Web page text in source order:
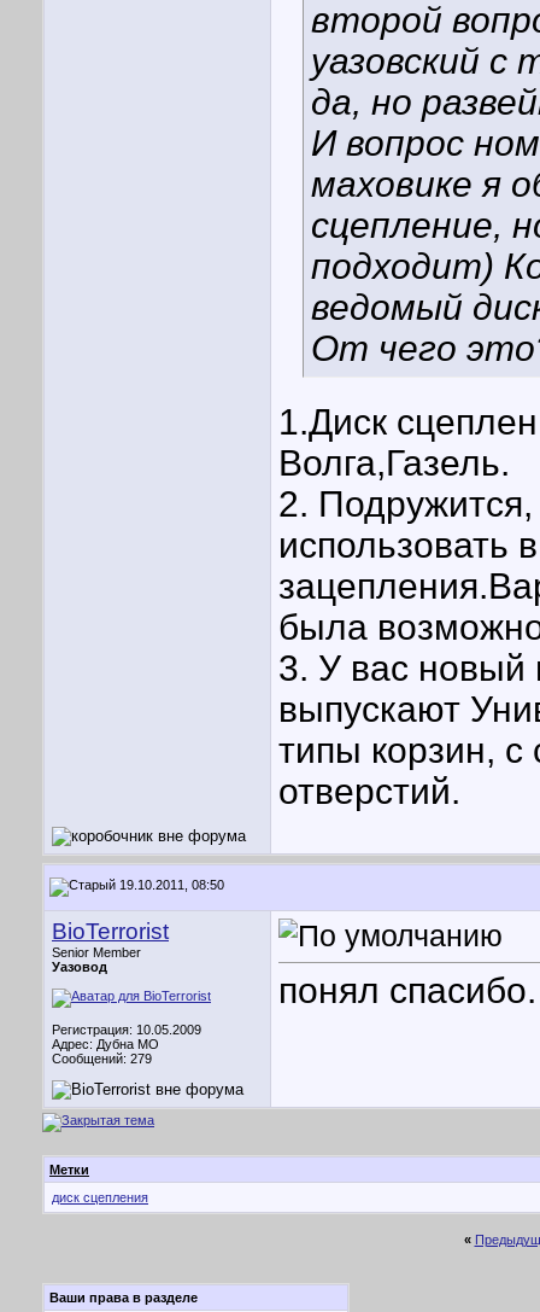
второй
уазовский с
да, но
И вопрос
маховике я
сцепление,
подходит)
ведомый
От чего
1.Диск
Волга,Газель.
2.
использовать
была
3. У вас новый
выпускают
типы корзин,
отверстий.
19.10.2011, 08:50
BioTerrorist
Senior Member
Уазовод
Регистрация: 10.05.2009
Адрес: Дубна МО
Сообщений: 279
понял спасибо.
Метки
диск сцепления
«
Ваши права в разделе